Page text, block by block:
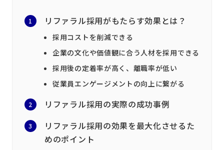
リファラル採用がもたらす効果とは？
採用コストを削減できる
企業の文化や価値観に合う人材を採用できる
採用後の定着率が高く、離職率が低い
従業員エンゲージメントの向上に繋がる
リファラル採用の実際の成功事例
リファラル採用の効果を最大化させるた
めのポイント